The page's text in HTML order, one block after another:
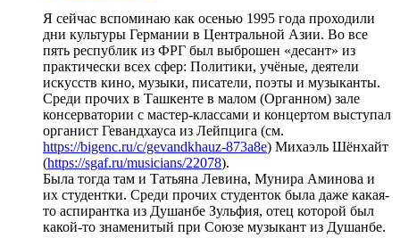
Я сейчас вспоминаю как осенью 1995 года проходили
дни культуры Германии в Центральной Азии. Во все
пять республик из ФРГ был выброшен «десант» из
практически всех сфер: Политики, учёные, деятели
искусств кино, музыки, писатели, поэты и музыканты.
Среди прочих в Ташкенте в малом (Органном) зале
консерватории с мастер-классами и концертом выступал
органист Гевандхауса из Лейпцига (см.
https://bigenc.ru/c/gevandkhauz-873a8e) Михаэль Шёнхайт
(https://sgaf.ru/musicians/22078).
Была тогда там и Татьяна Левина, Мунира Аминова и
их студентки. Среди прочих студенток была даже какая-
то аспирантка из Душанбе Зульфия, отец которой был
какой-то знаменитый при Союзе музыкант из Душанбе.